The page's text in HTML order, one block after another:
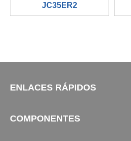
JC35ER2
ENLACES RÁPIDOS
COMPONENTES